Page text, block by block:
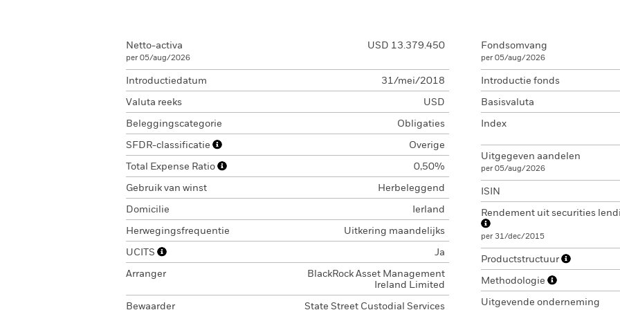
Netto-activa
per 05/aug/2026
USD 13.379.450
Introductiedatum 31/mei/2018
Valuta reeks USD
Beleggingscategorie Obligaties
SFDR-classificatie Overige
Total Expense Ratio 0,50%
Gebruik van winst Herbeleggend
Domicilie Ierland
Herwegingsfrequentie Uitkering maandelijks
UCITS Ja
Arranger
BlackRock Asset Management
Ireland Limited
Bewaarder State Street Custodial Services
Fondsomvang
per 05/aug/2026
Introductie fonds
Basisvaluta
Index
Uitgegeven aandelen
per 05/aug/2026
ISIN
Rendement uit securities
per 31/dec/2015
Productstructuur
Methodologie
Uitgevende onderneming